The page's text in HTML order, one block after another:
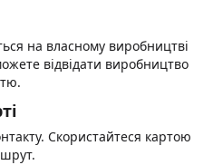
на власному виробництві
відвідати виробництво
Скористайтеся картою